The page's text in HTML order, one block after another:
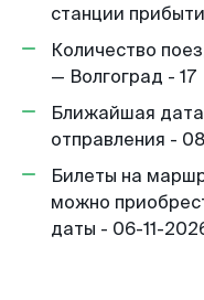
станции
Количество
— Волгоград - 17
Ближайшая
отправления -
Билеты на
можно
даты - 06-11-